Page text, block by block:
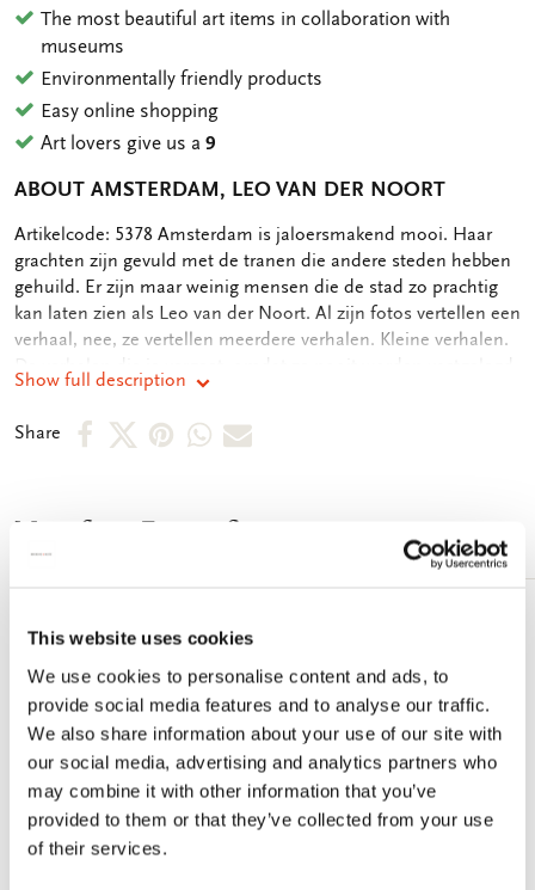
This website uses cookies
We use cookies to personalise content and ads, to
provide social media features and to analyse our traffic.
We also share information about your use of our site with
our social media, advertising and analytics partners who
may combine it with other information that you’ve
provided to them or that they’ve collected from your use
of their services.
The most beautiful art items in collaboration with
museums
Environmentally friendly products
Easy online shopping
Art lovers give us a9
ABOUT AMSTERDAM, LEO VAN DER NOORT
OMSCHRIJVING
Artikelcode: 5378 Amsterdam is jaloersmakend mooi. Haar
grachten zijn gevuld met de tranen die andere steden hebben
gehuild. Er zijn maar weinig mensen die de stad zo prachtig
kan laten zien als Leo van der Noort. Al zijn fotos vertellen een
verhaal, nee, ze vertellen meerdere verhalen. Kleine verhalen.
De verhalen die je vergeet, omdat ze nooit worden vastgelegd.
Veel fotografen zoeken naar iets groots. Iets meeslepends.
Van der Noort zoekt gewoon naar de sproetjes van de stad.
Een bruidspaar op de trambaan. Een zwerver die in een
prullenbakkijker veruit de schoonste persoon in de foto is. Hij
heeft misschien weinig, maar hij heeft zo veel meer dan die
toeristen. Hij heeft Amsterdam. Auteur: Leo van der Noort
pagina's: 400 Formaat: 26 x 22 cm ISBN: 978 906109 5378
Show full description
Share
ShareShareShareShareShare
More from Fotografie
wishlist